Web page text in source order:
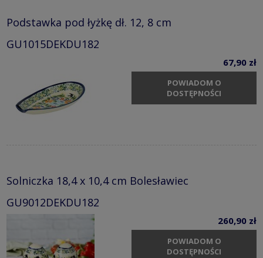
Podstawka pod łyżkę dł. 12, 8 cm
GU1015DEKDU182
67,90 zł
POWIADOM O
DOSTĘPNOŚCI
Solniczka 18,4 x 10,4 cm Bolesławiec
GU9012DEKDU182
260,90 zł
POWIADOM O
DOSTĘPNOŚCI